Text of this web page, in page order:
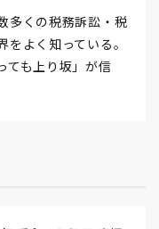
多くの税務訴訟・税
よく知っている。
ても上り坂」が信